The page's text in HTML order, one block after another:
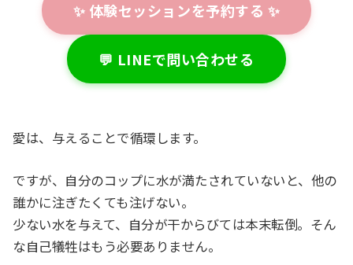
✨ 体験セッションを予約する ✨
💬 LINEで問い合わせる
愛は、与えることで循環します。
ですが、自分のコップに水が満たされていないと、他の
誰かに注ぎたくても注げない。
少ない水を与えて、自分が干からびては本末転倒。そん
な自己犠牲はもう必要ありません。